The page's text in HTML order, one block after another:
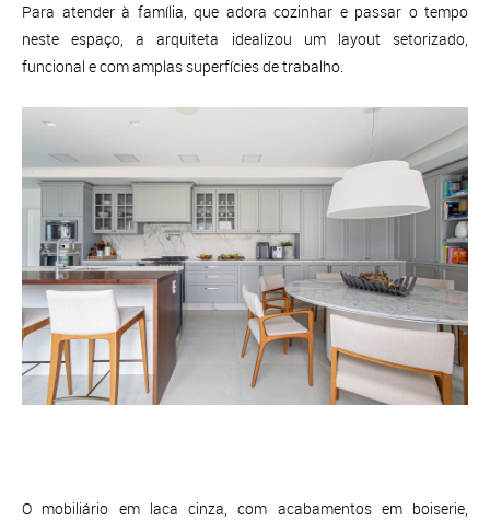
Para atender à família, que adora cozinhar e passar o tempo
neste espaço, a arquiteta idealizou um layout setorizado,
funcional e com amplas superfícies de trabalho.
O mobiliário em laca cinza, com acabamentos em boiserie,